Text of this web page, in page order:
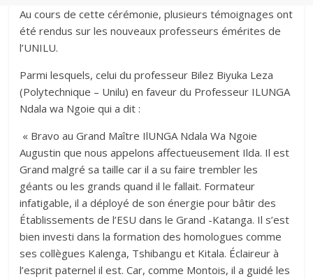
Au cours de cette cérémonie, plusieurs témoignages ont
été rendus sur les nouveaux professeurs émérites de
l’UNILU.
Parmi lesquels, celui du professeur Bilez Biyuka Leza
(Polytechnique – Unilu) en faveur du Professeur ILUNGA
Ndala wa Ngoie qui a dit :
« Bravo au Grand Maître IlUNGA Ndala Wa Ngoie
Augustin que nous appelons affectueusement Ilda. Il est
Grand malgré sa taille car il a su faire trembler les
géants ou les grands quand il le fallait. Formateur
infatigable, il a déployé de son énergie pour bâtir des
Établissements de l’ESU dans le Grand -Katanga. Il s’est
bien investi dans la formation des homologues comme
ses collègues Kalenga, Tshibangu et Kitala. Éclaireur à
l’esprit paternel il est. Car, comme Montois, il a guidé les